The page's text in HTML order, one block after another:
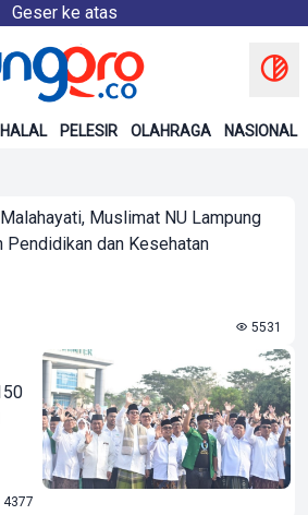
Geser ke atas
HALAL PELESIR OLAHRAGA NASIONAL
Muslimat NU Lampung
Pendidikan dan Kesehatan
5531
4377